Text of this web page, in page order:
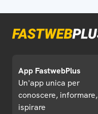
App FastwebPlus
Un'app unica per
conoscere, informare,
ispirare